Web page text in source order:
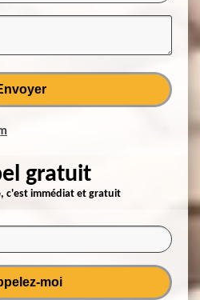
gratuit
c'est immédiat et gratuit